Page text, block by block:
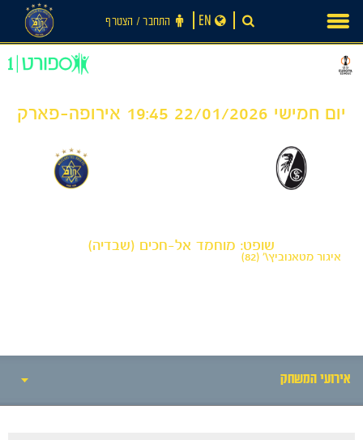
content
התחבר ‪/‬ הצטרף EN
יום חמישי 22/01/2026 19:45 אירופה-פארק
איגור מטאנוביץ\' (82)
שופט: מוחמד אל-חכים (שבדיה)
אירועי המשחק